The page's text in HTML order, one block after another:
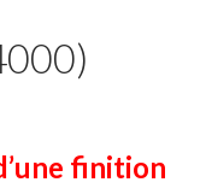
finition